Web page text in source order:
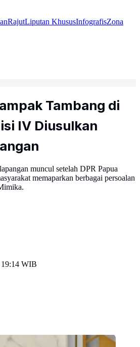
RajutLiputan KhususInfografisZona
Tambang di
IV Diusulkan
muncul setelah DPR Papua
memaparkan berbagai persoalan
WIB